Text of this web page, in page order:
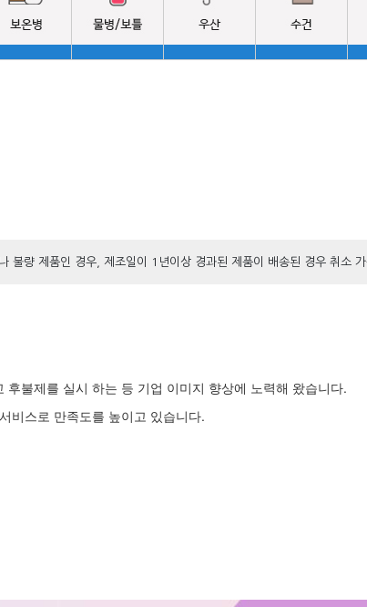
불량 제품인 경우, 제조일이 1년이상 경과된 제품이 배송된 경우 취소
불제를 실시 하는 등 기업 이미지 향상에 노력해 왔습니다.
비스로 만족도를 높이고 있습니다.